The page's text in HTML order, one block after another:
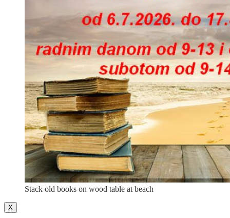
Stack old books on wood table at beach
X